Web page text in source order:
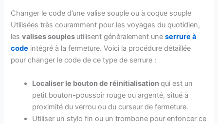
Changer le code d’une valise souple ou à coque souple
Utilisées très couramment pour les voyages du quotidien,
lesvalises souples utilisent généralement uneserrure à
code intégré à la fermeture. Voici la procédure détaillée
pour changer le code de ce type de serrure :
Localiser le bouton de réinitialisationqui est un
petit bouton-poussoir rouge ou argenté, situé à
proximité du verrou ou du curseur de fermeture.
Utiliser un stylo fin ou un trombone pour enfoncer ce